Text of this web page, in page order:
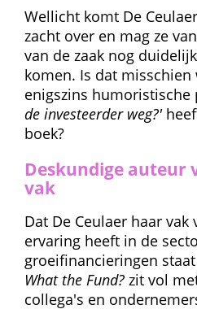
Wellicht komt De
zacht over en mag ze
van de zaak nog
komen. Is dat misschien
enigszins humoristische
de investeerder weg?'
boek?
Deskundige auteur
vak
Dat De Ceulaer haar vak
ervaring heeft in de
groeifinancieringen
What the Fund? zit vol
collega's en